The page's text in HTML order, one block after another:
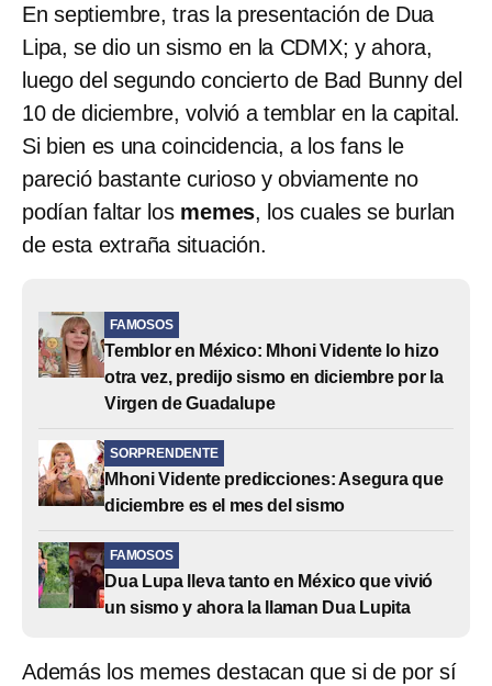
En septiembre, tras la presentación de Dua
Lipa, se dio un sismo en la CDMX; y ahora,
luego del segundo concierto de Bad Bunny del
10 de diciembre, volvió a temblar en la capital.
Si bien es una coincidencia, a los fans le
pareció bastante curioso y obviamente no
podían faltar los memes, los cuales se burlan
de esta extraña situación.
FAMOSOS
Temblor en México: Mhoni Vidente lo hizo
otra vez, predijo sismo en diciembre por la
Virgen de Guadalupe
SORPRENDENTE
Mhoni Vidente predicciones: Asegura que
diciembre es el mes del sismo
FAMOSOS
Dua Lupa lleva tanto en México que vivió
un sismo y ahora la llaman Dua Lupita
Además los memes destacan que si de por sí